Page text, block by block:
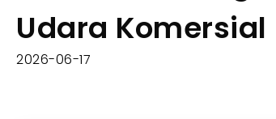
Udara Komersial
2026-06-17